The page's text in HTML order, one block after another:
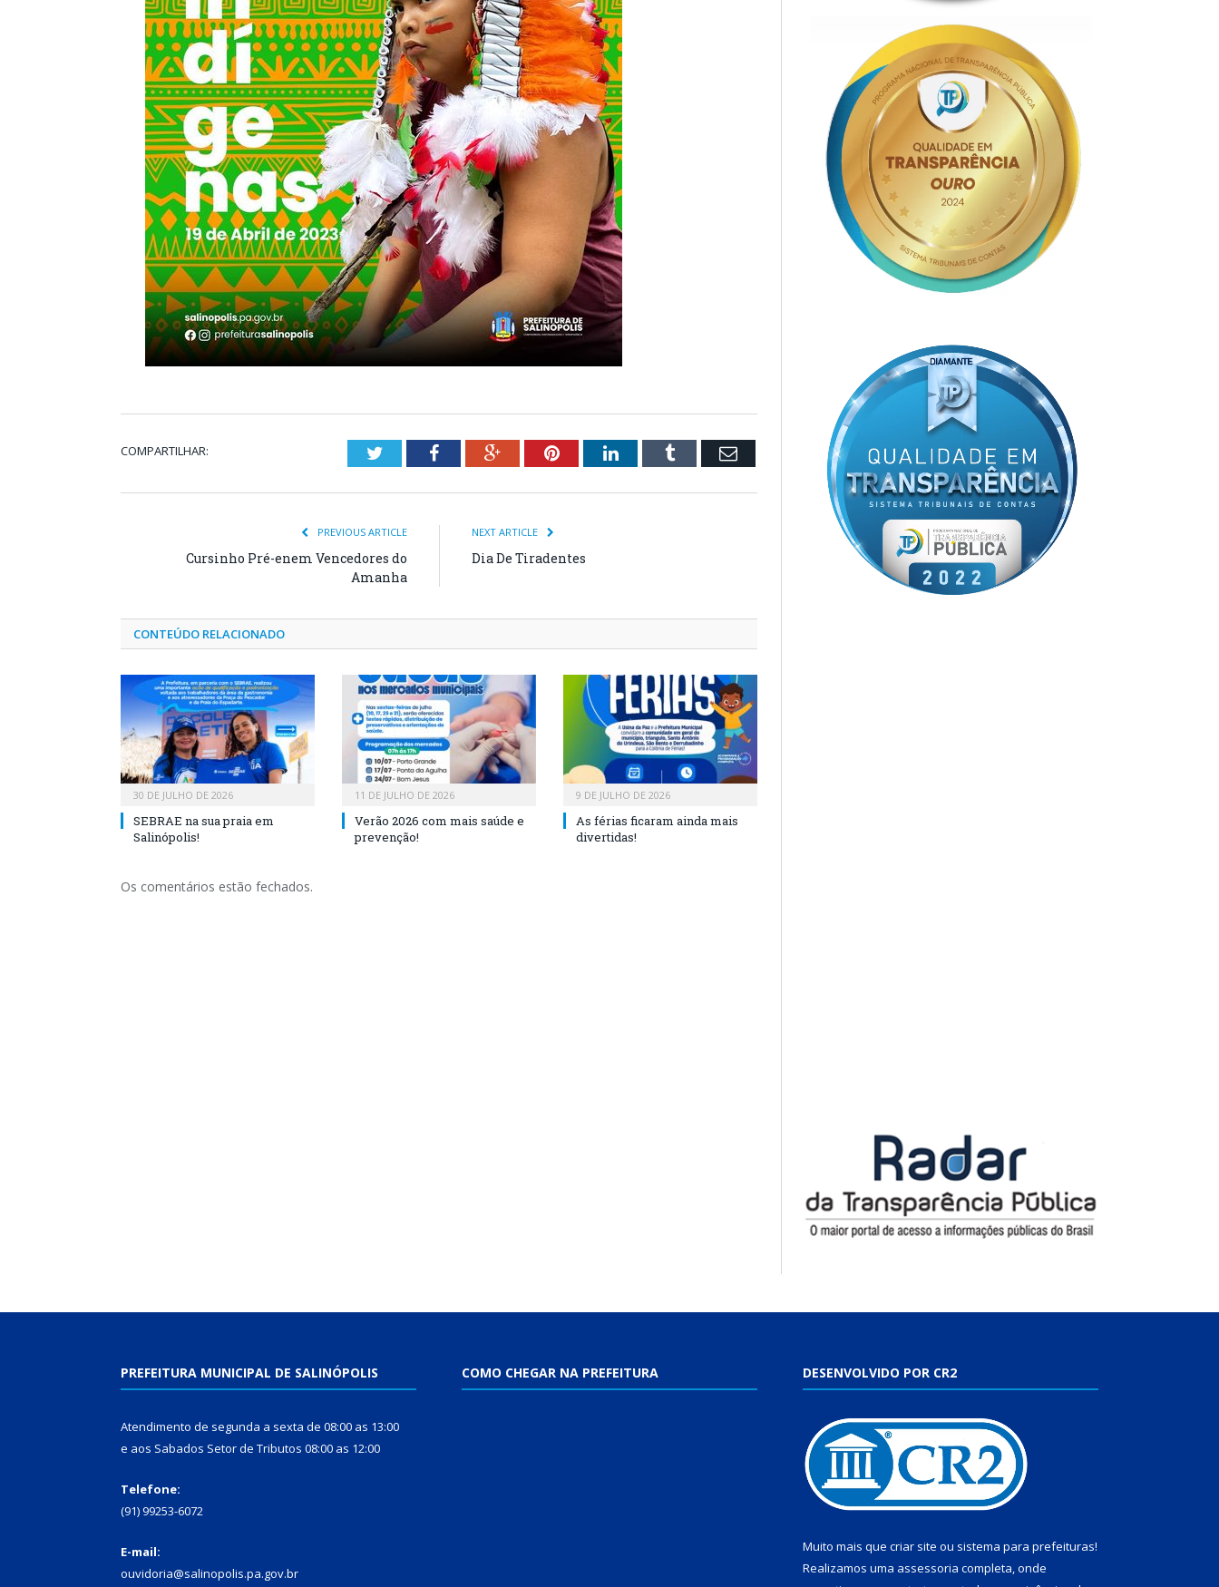
COMPARTILHAR: TwitterFacebookGoogle+PinterestLinkedInTumblr Email
PREVIOUS ARTICLE
Cursinho Pré-enem Vencedores do
Amanha
NEXT ARTICLE
Dia De Tiradentes
CONTEÚDO RELACIONADO
30 DE JULHO DE 2026
SEBRAE na sua praia em
Salinópolis!
11 DE JULHO DE 2026
Verão 2026 com mais saúde e
prevenção!
9 DE JULHO DE 2026
As férias ficaram ainda mais
divertidas!
Os comentários estão fechados.
PREFEITURA MUNICIPAL DE SALINÓPOLIS
Atendimento de segunda a sexta de 08:00 as 13:00
e aos Sabados Setor de Tributos 08:00 as 12:00
Telefone:
(91) 99253-6072
E-mail:
ouvidoria@salinopolis.pa.gov.br
COMO CHEGAR NA PREFEITURA DESENVOLVIDO POR CR2
Muito mais que criar site ou sistema para prefeituras!
Realizamos uma assessoria completa, onde